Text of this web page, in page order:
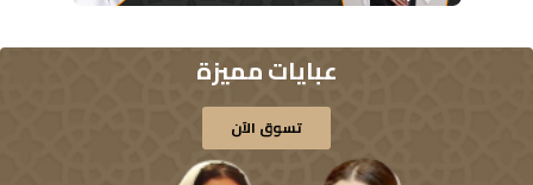
عبايات مميزة
تسوق الآن